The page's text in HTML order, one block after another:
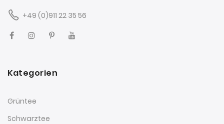
+49 (0)911 22 35 56
Kategorien
Grüntee
Schwarztee